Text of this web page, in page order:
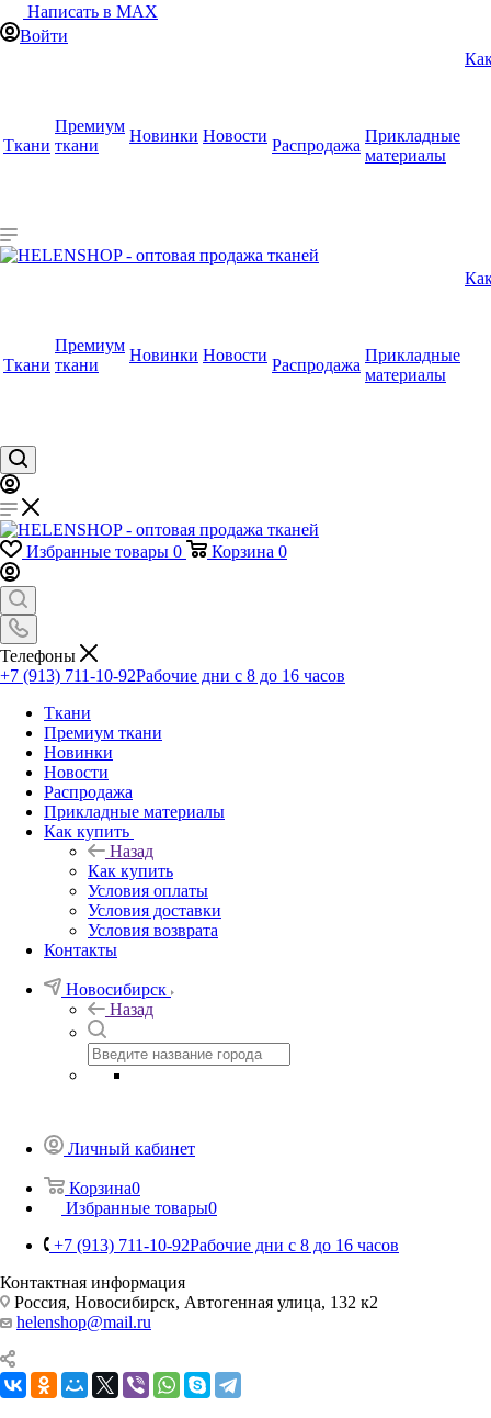
Написать в MAX
Войти
Ткани
Премиум
ткани
Новинки Новости
Распродажа
Прикладные
материалы
Ткани
Премиум
ткани
Новинки Новости
Распродажа
Прикладные
материалы
Избранные товары 0 Корзина 0
Телефоны
+7 (913) 711-10-92Рабочие дни с 8 до 16 часов
Ткани
Премиум ткани
Новинки
Новости
Распродажа
Прикладные материалы
Как купить
Назад
Как купить
Условия оплаты
Условия доставки
Условия возврата
Контакты
Новосибирск
Назад
Личный кабинет
Корзина0
Избранные товары0
+7 (913) 711-10-92Рабочие дни с 8 до 16 часов
Контактная информация
Россия, Новосибирск, Автогенная улица, 132 к2
helenshop@mail.ru